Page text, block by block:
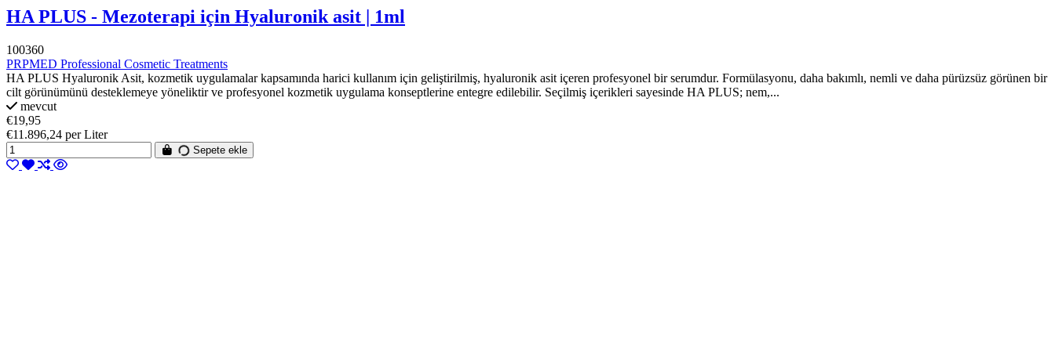
HA PLUS - Mezoterapi için Hyaluronik asit | 1ml
100360
PRPMED Professional Cosmetic Treatments
HA PLUS Hyaluronik Asit, kozmetik uygulamalar kapsamında harici kullanım için geliştirilmiş, hyaluronik asit içeren profesyonel bir serumdur. Formülasyonu, daha bakımlı, nemli ve daha pürüzsüz görünen bir
cilt görünümünü desteklemeye yöneliktir ve profesyonel kozmetik uygulama konseptlerine entegre edilebilir. Seçilmiş içerikleri sayesinde HA PLUS; nem,...
mevcut
€19,95
€11.896,24 per Liter
Sepete ekle